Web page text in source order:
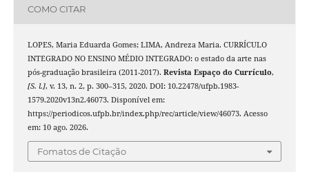
COMO CITAR
LOPES, Maria Eduarda Gomes; LIMA, Andreza Maria. CURRÍCULO
INTEGRADO NO ENSINO MÉDIO INTEGRADO: o estado da arte nas
pós-graduação brasileira (2011-2017). Revista Espaço do Currículo,
[S. l.], v. 13, n. 2, p. 300–315, 2020. DOI: 10.22478/ufpb.1983-
1579.2020v13n2.46073. Disponível em:
https://periodicos.ufpb.br/index.php/rec/article/view/46073. Acesso
em: 10 ago. 2026.
Fomatos de Citação